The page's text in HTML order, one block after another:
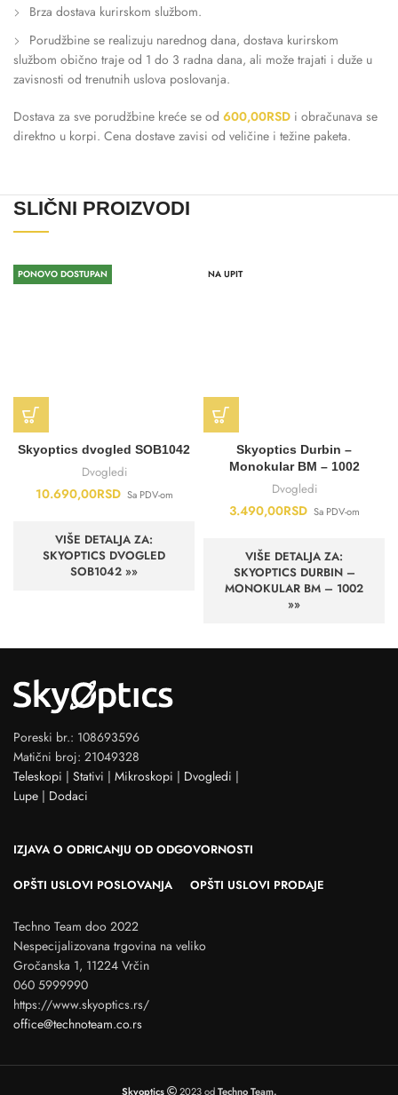
Brza dostava kurirskom službom.
Porudžbine se realizuju narednog dana, dostava kurirskom
službom obično traje od 1 do 3 radna dana, ali može trajati i duže u
zavisnosti od trenutnih uslova poslovanja.
Dostava za sve porudžbine kreće se od 600,00RSD i obračunava se
direktno u korpi. Cena dostave zavisi od veličine i težine paketa.
SLIČNI PROIZVODI
PONOVO DOSTUPAN
Skyoptics dvogled SOB1042
Dvogledi
10.690,00RSD Sa PDV-om
VIŠE DETALJA ZA:
SKYOPTICS DVOGLED
SOB1042 »»
NA UPIT
Skyoptics Durbin –
Monokular BM – 1002
Dvogledi
3.490,00RSD Sa PDV-om
VIŠE DETALJA ZA:
SKYOPTICS DURBIN –
MONOKULAR BM – 1002
»»
Poreski br.: 108693596
Matični broj: 21049328
Teleskopi | Stativi | Mikroskopi | Dvogledi |
Lupe | Dodaci
IZJAVA O ODRICANJU OD ODGOVORNOSTI
OPŠTI USLOVI POSLOVANJA OPŠTI USLOVI PRODAJE
Techno Team doo 2022
Nespecijalizovana trgovina na veliko
Gročanska 1, 11224 Vrčin
060 5999990
https://www.skyoptics.rs/
office@technoteam.co.rs
Skyoptics 2023 odTechno Team.